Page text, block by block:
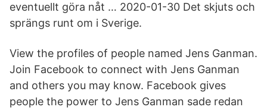
eventuellt göra nåt … 2020-01-30 Det skjuts och
sprängs runt om i Sverige.
View the profiles of people named Jens Ganman.
Join Facebook to connect with Jens Ganman
and others you may know. Facebook gives
people the power to Jens Ganman sade redan